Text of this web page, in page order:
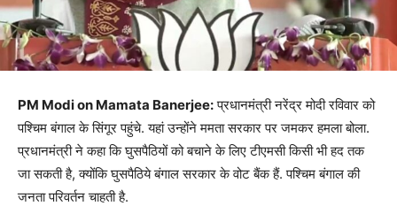
PM Modi on Mamata Banerjee:प्रधानमंत्री नरेंद्र मोदी रविवार को
पश्चिम बंगाल के सिंगूर पहुंचे. यहां उन्होंने ममता सरकार पर जमकर हमला बोला.
प्रधानमंत्री ने कहा कि घुसपैठियों को बचाने के लिए टीएमसी किसी भी हद तक
जा सकती है, क्योंकि घुसपैठिये बंगाल सरकार के वोट बैंक हैं. पश्चिम बंगाल की
जनता परिवर्तन चाहती है.